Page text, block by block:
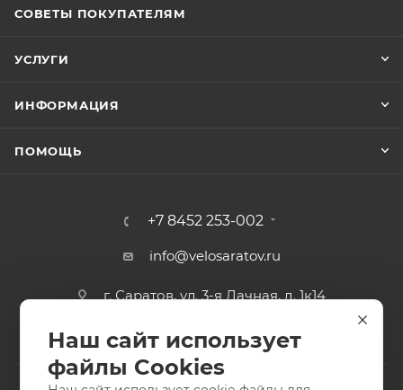
СОВЕТЫ ПОКУПАТЕЛЯМ
УСЛУГИ
ИНФОРМАЦИЯ
ПОМОЩЬ
+7 8452 253-002
info@velosaratov.ru
г. Саратов, ул. 3-я Дачная, д. 1к14
Наш сайт использует
файлы Cookies